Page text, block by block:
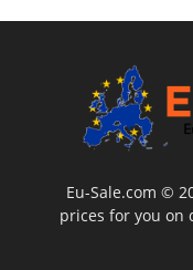
Eu-Sale.com ©
prices for you on